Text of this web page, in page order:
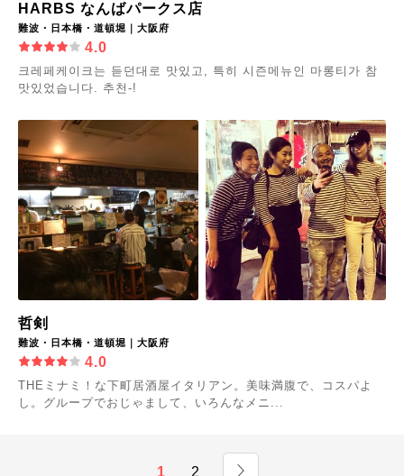
HARBS なんばパークス店
難波・日本橋・道頓堀｜大阪府
4.0
크레페케이크는 듣던대로 맛있고, 특히 시즌메뉴인 마롱티가 참
맛있었습니다. 추천-!
哲剣
難波・日本橋・道頓堀｜大阪府
4.0
THEミナミ！な下町居酒屋イタリアン。美味満腹で、コスパよ
し。グループでおじゃまして、いろんなメニ...
1 2